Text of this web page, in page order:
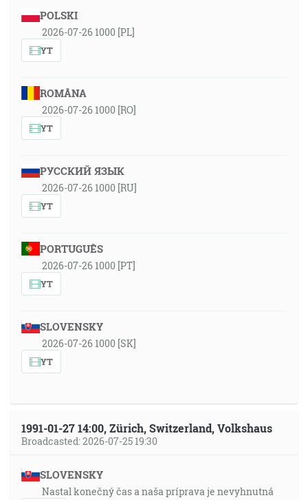
POLSKI
2026-07-26 1000 [PL]
YT
ROMÂNA
2026-07-26 1000 [RO]
YT
РУССКИЙ ЯЗЫК
2026-07-26 1000 [RU]
YT
PORTUGUÊS
2026-07-26 1000 [PT]
YT
SLOVENSKY
2026-07-26 1000 [SK]
YT
1991-01-27 14:00, Zürich, Switzerland, Volkshaus
Broadcasted: 2026-07-25 19:30
SLOVENSKY
Nastal konečný čas a naša príprava je nevyhnutná